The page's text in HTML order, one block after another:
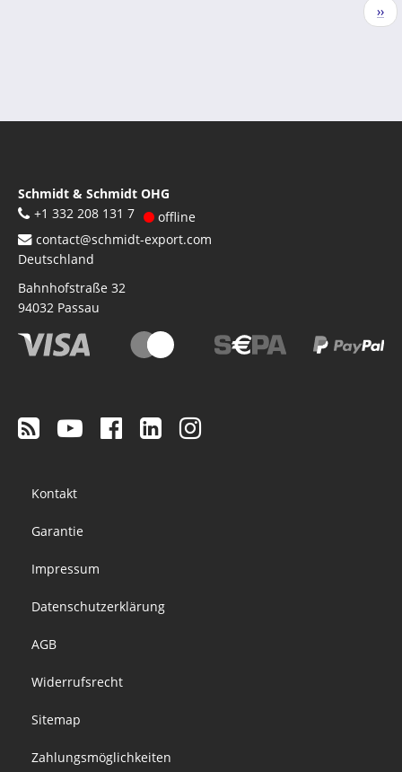
››
Schmidt & Schmidt OHG
+1 332 208 131 7
offline
contact@schmidt-export.com
Deutschland
Bahnhofstraße 32
94032 Passau
menu
Kontakt
Garantie
Impressum
Datenschutzerklärung
AGB
Widerrufsrecht
Sitemap
Zahlungsmöglichkeiten